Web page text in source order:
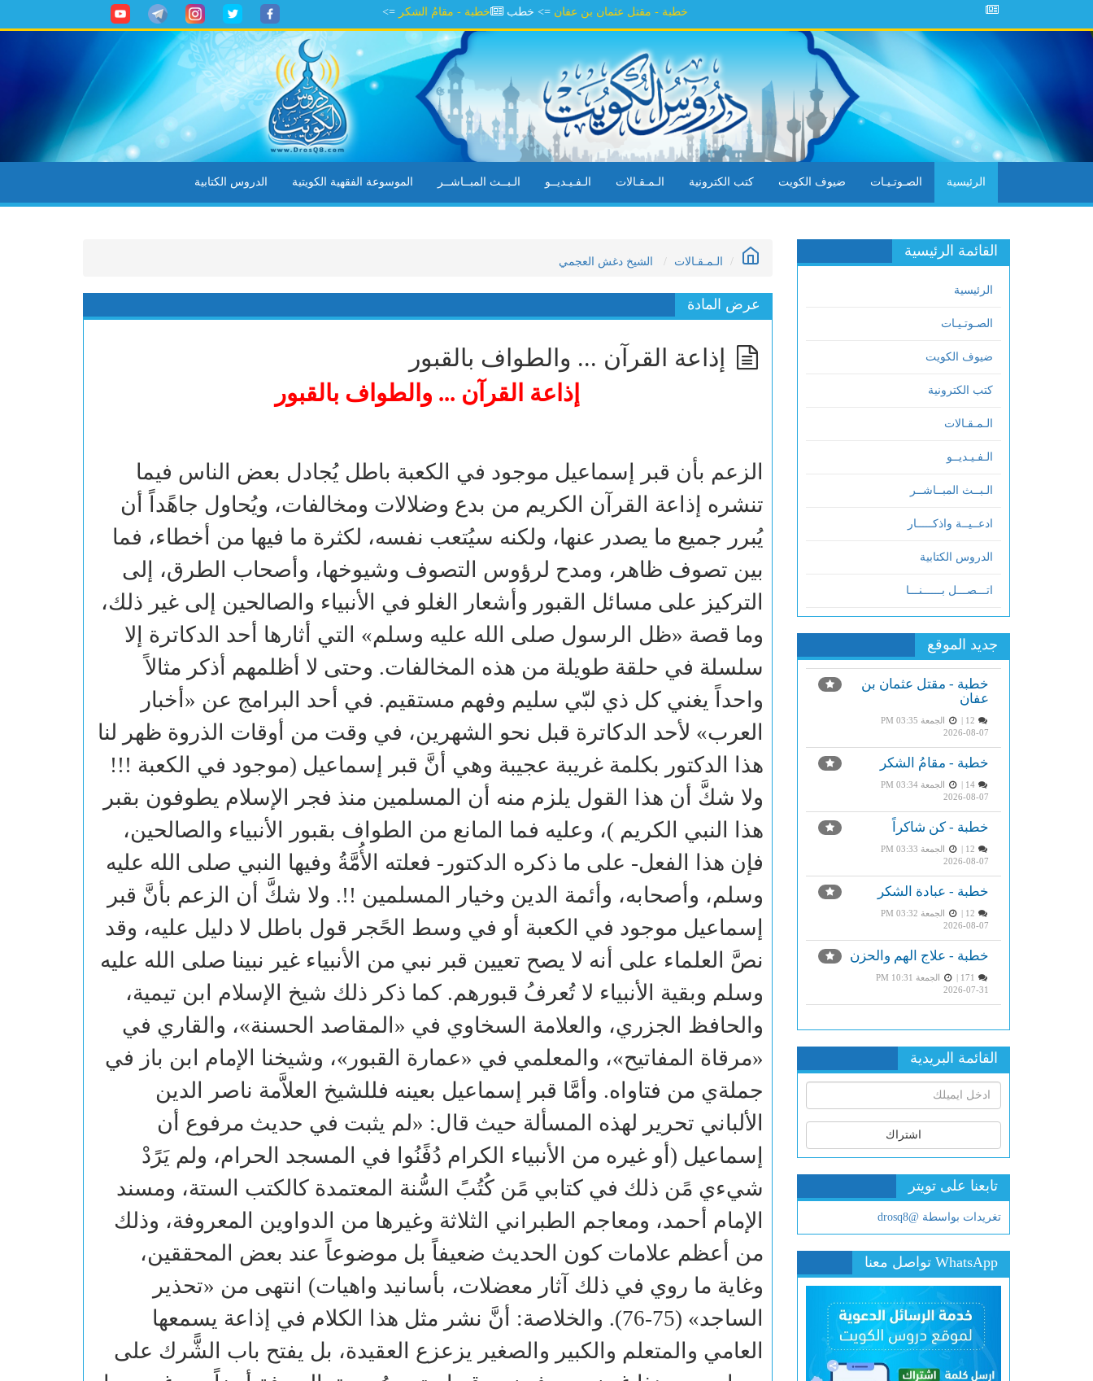
خطبة - عبادة الشكر خطبة - كن شاكراً => خطب خطبة - مقامُ الشكر=> الشيخ يوسف الغريب خطبة - مقتل عثمان بن عفان=> خطب
الرئيسية الصـوتـيـات ضيوف الكويت كتب الكترونية الـمـقـالات الـفـيـديــو الـبــث المبــاشــر الموسوعة الفقهية الكويتية الدروس الكتابية
القائمة الرئيسية
الرئيسية
الصـوتـيـات
ضيوف الكويت
كتب الكترونية
الـمـقـالات
الـفـيـديــو
الـبــث المبــاشــر
ادعــيــة واذكـــــار
الدروس الكتابية
اتـــصـــل بــــــنـــا
جديد الموقع
خطبة - مقتل عثمان بن
عفان
الجمعة PM 03:35
2026-08-07
خطبة - مقامُ الشكر
14 |
الجمعة PM 03:34
2026-08-07
خطبة - كن شاكراً
الجمعة PM 03:33
2026-08-07
خطبة - عبادة الشكر
الجمعة PM 03:32
2026-08-07
خطبة - علاج الهم والحزن
الجمعة PM 10:31
2026-07-31
القائمة البريدية
اشتراك
تابعنا على تويتر
تغريدات بواسطة @drosq8
WhatsApp تواصل معنا
الـمـقـالات الشيخ دغش العجمي
عرض المادة
إذاعة القرآن ... والطواف بالقبور
إذاعة القرآن ... والطواف بالقبور
الزعم بأن قبر إسماعيل موجود في الكعبة باطل يُجادل بعض الناس فيما
تنشره إذاعة القرآن الكريم من بدع وضلالات ومخالفات، ويُحاول جاهًداً أن
يُبرر جميع ما يصدر عنها، ولكنه سيُتعب نفسه، لكثرة ما فيها من أخطاء، فما
بين تصوف ظاهر، ومدح لرؤوس التصوف وشيوخها، وأصحاب الطرق، إلى
التركيز على مسائل القبور وأشعار الغلو في الأنبياء والصالحين إلى غير ذلك،
وما قصة «ظل الرسول صلى الله عليه وسلم» التي أثارها أحد الدكاترة إلا
سلسلة في حلقة طويلة من هذه المخالفات. وحتى لا أظلمهم أذكر مثالاً
واحداً يغني كل ذي لبّي سليم وفهم مستقيم. في أحد البرامج عن «أخبار
العرب» لأحد الدكاترة قبل نحو الشهرين، في وقت من أوقات الذروة ظهر لنا
هذا الدكتور بكلمة غريبة عجيبة وهي أنَّ قبر إسماعيل (موجود في الكعبة !!!
ولا شكَّ أن هذا القول يلزم منه أن المسلمين منذ فجر الإسلام يطوفون بقبر
هذا النبي الكريم )، وعليه فما المانع من الطواف بقبور الأنبياء والصالحين،
فإن هذا الفعل- على ما ذكره الدكتور- فعلته الأُمَّةُ وفيها النبي صلى الله عليه
وسلم، وأصحابه، وأئمة الدين وخيار المسلمين !!. ولا شكَّ أن الزعم بأنَّ قبر
إسماعيل موجود في الكعبة أو في وسط الحًجر قول باطل لا دليل عليه، وقد
نصَّ العلماء على أنه لا يصح تعيين قبر نبي من الأنبياء غير نبينا صلى الله عليه
وسلم وبقية الأنبياء لا تُعرفُ قبورهم. كما ذكر ذلك شيخ الإسلام ابن تيمية،
والحافظ الجزري، والعلامة السخاوي في «المقاصد الحسنة»، والقاري في
«مرقاة المفاتيح»، والمعلمي في «عمارة القبور»، وشيخنا الإمام ابن باز في
جملةي من فتاواه. وأمَّا قبر إسماعيل بعينه فللشيخ العلاَّمة ناصر الدين
الألباني تحرير لهذه المسألة حيث قال: «لم يثبت في حديث مرفوع أن
إسماعيل (أو غيره من الأنبياء الكرام دُفًنُوا في المسجد الحرام، ولم يَرًدْ
شيءي مًن ذلك في كتابي مًن كُتُبً السُّنة المعتمدة كالكتب الستة، ومسند
الإمام أحمد، ومعاجم الطبراني الثلاثة وغيرها من الدواوين المعروفة، وذلك
من أعظم علامات كون الحديث ضعيفاً بل موضوعاً عند بعض المحققين،
وغاية ما روي في ذلك آثار معضلات، بأسانيد واهيات) انتهى من «تحذير
الساجد» (75-76). والخلاصة: أنَّ نشر مثل هذا الكلام في إذاعة يسمعها
العامي والمتعلم والكبير والصغير يزعزع العقيدة، بل يفتح باب الشًّرك على